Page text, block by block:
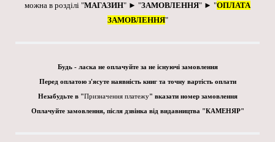
можна в розділі "МАГАЗИН" ► "ЗАМОВЛЕННЯ" ► "ОПЛАТА
ЗАМОВЛЕННЯ"
Будь - ласка не оплачуйте за не існуючі замовлення
Перед оплатою з'ясуте наявність книг та точну вартість оплати
Незабудьте в "Призначення платежу" вказати номер замовлення
Оплачуйте замовлення, після дзвінка від видавництва "КАМЕНЯР"